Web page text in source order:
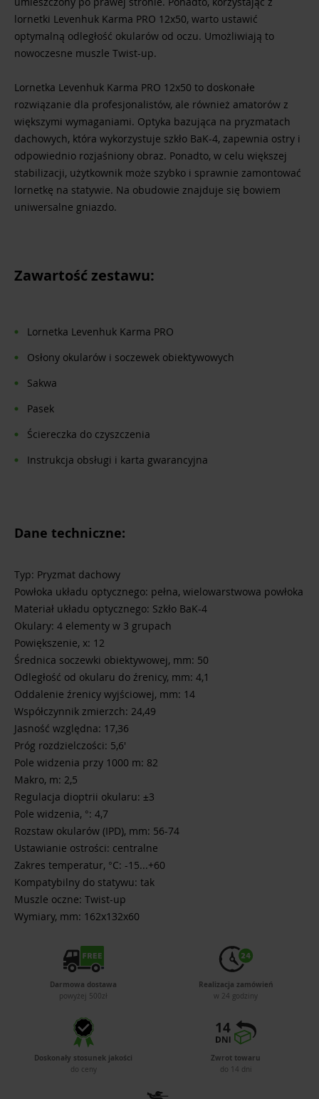
lornetki Levenhuk Karma PRO 12x50, warto ustawić
optymalną odległość okularów od oczu. Umożliwiają to
nowoczesne muszle Twist-up.
Lornetka Levenhuk Karma PRO 12x50 to doskonałe
rozwiązanie dla profesjonalistów, ale również amatorów z
większymi wymaganiami. Optyka bazująca na pryzmatach
dachowych, która wykorzystuje szkło BaK-4, zapewnia ostry i
odpowiednio rozjaśniony obraz. Ponadto, w celu większej
stabilizacji, użytkownik może szybko i sprawnie zamontować
lornetkę na statywie. Na obudowie znajduje się bowiem
uniwersalne gniazdo.
Zawartość zestawu:
Lornetka Levenhuk Karma PRO
Osłony okularów i soczewek obiektywowych
Sakwa
Pasek
Ściereczka do czyszczenia
Instrukcja obsługi i karta gwarancyjna
Dane techniczne:
Typ: Pryzmat dachowy
Powłoka układu optycznego: pełna, wielowarstwowa powłoka
Materiał układu optycznego: Szkło BaK-4
Okulary: 4 elementy w 3 grupach
Powiększenie, x: 12
Średnica soczewki obiektywowej, mm: 50
Odległość od okularu do źrenicy, mm: 4,1
Oddalenie źrenicy wyjściowej, mm: 14
Współczynnik zmierzch: 24,49
Jasność względna: 17,36
Próg rozdzielczości: 5,6'
Pole widzenia przy 1000 m: 82
Makro, m: 2,5
Regulacja dioptrii okularu: ±3
Pole widzenia, °: 4,7
Rozstaw okularów (IPD), mm: 56-74
Ustawianie ostrości: centralne
Zakres temperatur, °C: -15...+60
Kompatybilny do statywu: tak
Muszle oczne: Twist-up
Wymiary, mm: 162x132x60
Darmowa dostawa
powyżej 500zł
Realizacja zamówień
w 24 godziny
Doskonały stosunek jakości
do ceny
Zwrot towaru
do 14 dni